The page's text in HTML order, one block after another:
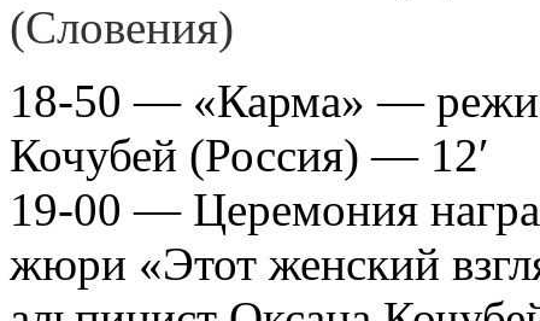
(Словения)
18-50 — «Карма» —
Кочубей (Россия) — 12′
19-00 — Церемония
жюри «Этот женский